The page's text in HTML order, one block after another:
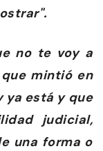
no te voy a
mintió en
ya está y que
judicial,
una forma o